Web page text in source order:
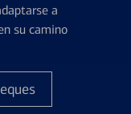
a
su camino